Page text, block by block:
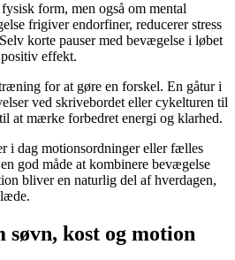
form, men også om mental
frigiver endorfiner, reducerer stress
korte pauser med bevægelse i løbet
effekt.
for at gøre en forskel. En gåtur i
ved skrivebordet eller cykelturen til
at mærke forbedret energi og klarhed.
i dag motionsordninger eller fælles
god måde at kombinere bevægelse
bliver en naturlig del af hverdagen,
søvn, kost og motion